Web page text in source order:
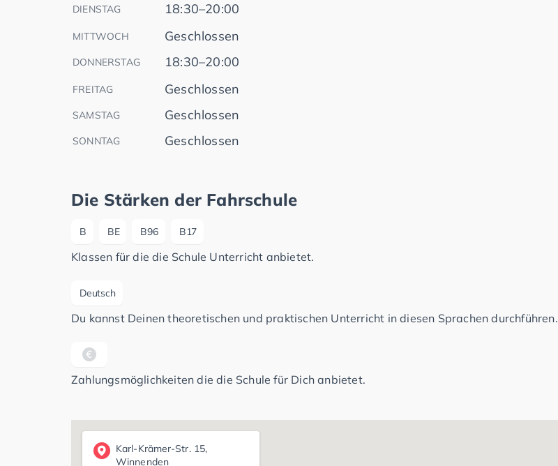
DIENSTAG 18:30–20:00
MITTWOCH Geschlossen
DONNERSTAG 18:30–20:00
FREITAG Geschlossen
SAMSTAG Geschlossen
SONNTAG Geschlossen
Die Stärken der Fahrschule
B BE B96 B17
Klassen für die die Schule Unterricht anbietet.
Deutsch
Du kannst Deinen theoretischen und praktischen Unterricht in diesen Sprachen durchführen.
Zahlungsmöglichkeiten die die Schule für Dich anbietet.
Karl-Krämer-Str. 15,
Winnenden